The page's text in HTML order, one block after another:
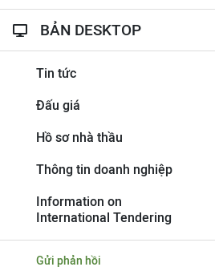
BẢN DESKTOP
Tin tức
Đấu giá
Hồ sơ nhà thầu
Thông tin doanh nghiệp
Information on
International Tendering
Gửi phản hồi